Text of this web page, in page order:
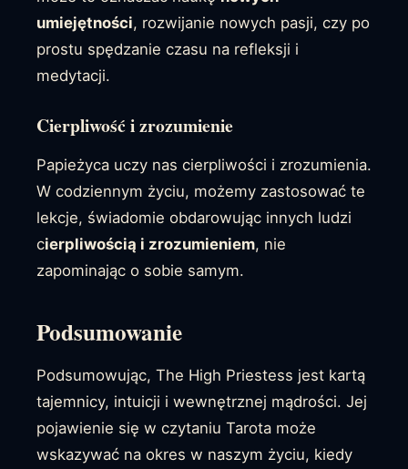
umiejętności, rozwijanie nowych pasji, czy po
prostu spędzanie czasu na refleksji i
medytacji.
Cierpliwość i zrozumienie
Papieżyca uczy nas cierpliwości i zrozumienia.
W codziennym życiu, możemy zastosować te
lekcje, świadomie obdarowując innych ludzi
cierpliwością i zrozumieniem, nie
zapominając o sobie samym.
Podsumowanie
Podsumowując, The High Priestess jest kartą
tajemnicy, intuicji i wewnętrznej mądrości. Jej
pojawienie się w czytaniu Tarota może
wskazywać na okres w naszym życiu, kiedy